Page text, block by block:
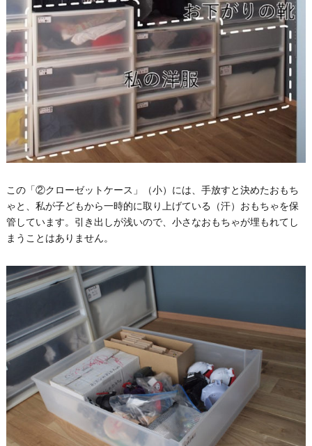
この「②クローゼットケース」（小）には、手放すと決めたおもち
ゃと、私が子どもから一時的に取り上げている（汗）おもちゃを保
管しています。引き出しが浅いので、小さなおもちゃが埋もれてし
まうことはありません。